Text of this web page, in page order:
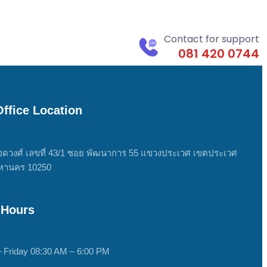
Contact for support
081 420 0744
Location
ดวงศ์ เลขที่ 43/1 ซอย พัฒนาการ 55 แขวงประเวศ เขตประเวศ
านคร 10250
Friday 08:30 AM – 6:00 PM